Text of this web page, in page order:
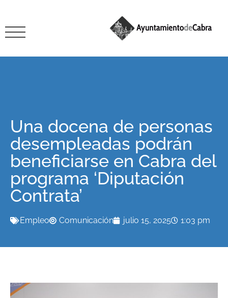
Una docena de personas
desempleadas podrán
beneficiarse en Cabra del
programa ‘Diputación
Contrata’
Empleo Comunicación julio 15, 2025 1:03 pm